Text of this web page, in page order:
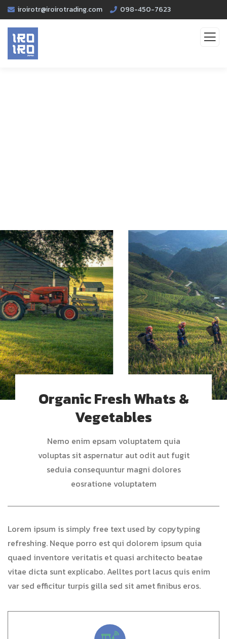
iroirotr@iroirotrading.com 098-450-7623
Organic Fresh Whats &
Vegetables
Nemo enim epsam voluptatem quia
voluptas sit aspernatur aut odit aut fugit
seduia consequuntur magni dolores
eosratione voluptatem
Lorem ipsum is simply free text used by copytyping
refreshing. Neque porro est qui dolorem ipsum quia
quaed inventore veritatis et quasi architecto beatae
vitae dicta sunt explicabo. Aelltes port lacus quis enim
var sed efficitur turpis gilla sed sit amet finibus eros.